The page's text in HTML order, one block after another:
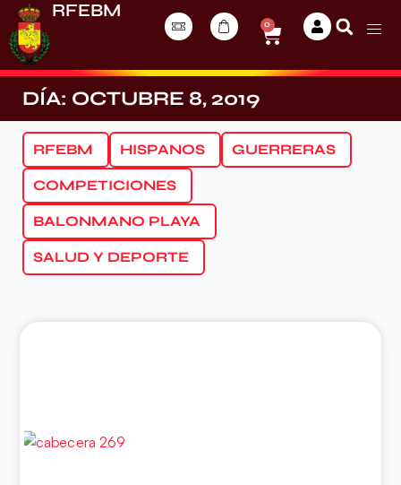
RFEBM
0
DÍA: OCTUBRE 8, 2019
RFEBM HISPANOS GUERRERAS
COMPETICIONES
BALONMANO PLAYA
SALUD Y DEPORTE